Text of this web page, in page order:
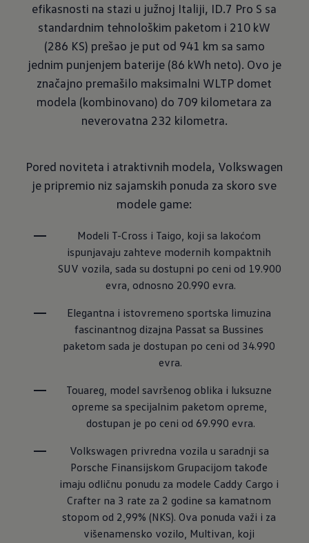
efikasnosti na stazi u južnoj Italiji, ID.7 Pro S sa
standardnim tehnološkim paketom i 210 kW
(286 KS) prešao je put od 941 km sa samo
jednim punjenjem baterije (86 kWh neto). Ovo je
značajno premašilo maksimalni WLTP domet
modela (kombinovano) do 709 kilometara za
neverovatna 232 kilometra.
Pored noviteta i atraktivnih modela, Volkswagen
je pripremio niz sajamskih ponuda za skoro sve
modele game:
Modeli T-Cross i Taigo, koji sa lakoćom
ispunjavaju zahteve modernih kompaktnih
SUV vozila, sada su dostupni po ceni od 19.900
evra, odnosno 20.990 evra.
Elegantna i istovremeno sportska limuzina
fascinantnog dizajna Passat sa Bussines
paketom sada je dostupan po ceni od 34.990
evra.
Touareg, model savršenog oblika i luksuzne
opreme sa specijalnim paketom opreme,
dostupan je po ceni od 69.990 evra.
Volkswagen privredna vozila u saradnji sa
Porsche Finansijskom Grupacijom takođe
imaju odličnu ponudu za modele Caddy Cargo i
Crafter na 3 rate za 2 godine sa kamatnom
stopom od 2,99% (NKS). Ova ponuda važi i za
višenamensko vozilo, Multivan, koji